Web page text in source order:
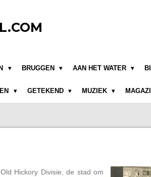
BRUGGEN AAN HET WATER
GETEKEND MUZIEK
Hickory Divisie, de stad om